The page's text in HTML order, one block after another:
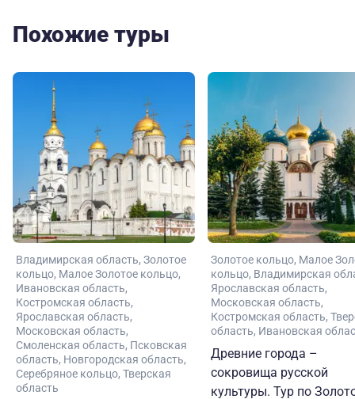
Похожие туры
Владимирская область Золотое
кольцо Малое Золотое кольцо
Ивановская область
Костромская область
Ярославская область
Московская область
Смоленская область Псковская
область Новгородская область
Серебряное кольцо Тверская
область
Золотое кольцо Малое
кольцо Владимирская
Ярославская область
Московская область
Костромская область
область Ивановская
Древние города –
сокровища русской
культуры. Тур по